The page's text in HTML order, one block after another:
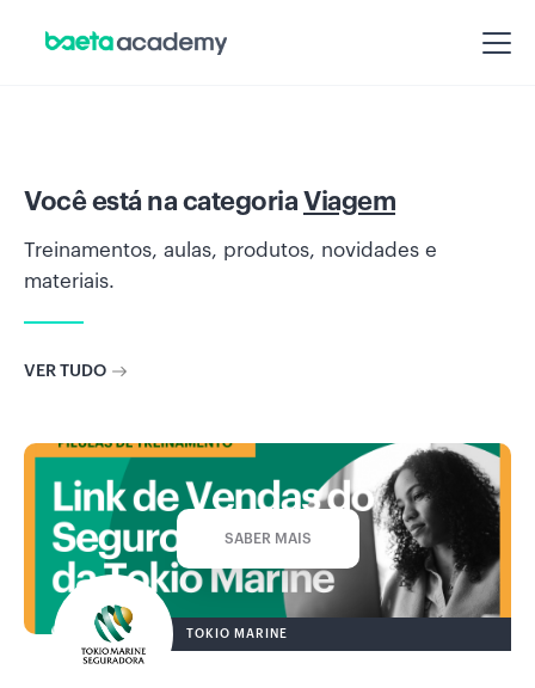
Você está na categoria Viagem
Treinamentos, aulas, produtos, novidades e
materiais.
VER TUDO
TOKIO MARINE
SABER MAIS